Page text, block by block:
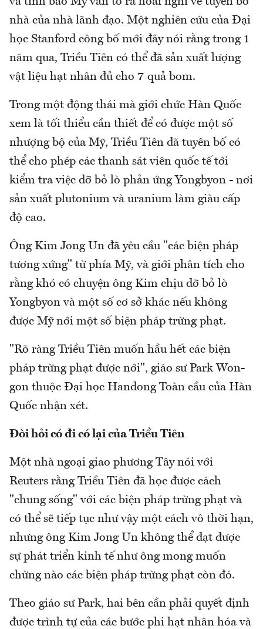
nhà của nhà lãnh đạo. Một nghiên cứu của Đại
học Stanford công bố mới đây nói rằng trong 1
năm qua, Triều Tiên có thể đã sản xuất lượng
vật liệu hạt nhân đủ cho 7 quả bom.
Trong một động thái mà giới chức Hàn Quốc
xem là tối thiểu cần thiết để có được một số
nhượng bộ của Mỹ, Triều Tiên đã tuyên bố có
thể cho phép các thanh sát viên quốc tế tới
kiểm tra việc dỡ bỏ lò phản ứng Yongbyon - nơi
sản xuất plutonium và uranium làm giàu cấp
độ cao.
Ông Kim Jong Un đã yêu cầu "các biện pháp
tương xứng" từ phía Mỹ, và giới phân tích cho
rằng khó có chuyện ông Kim chịu dỡ bỏ lò
Yongbyon và một số cơ sở khác nếu không
được Mỹ nới một số biện pháp trừng phạt.
"Rõ ràng Triều Tiên muốn hầu hết các biện
pháp trừng phạt được nới", giáo sư Park Won-
gon thuộc Đại học Handong Toàn cầu của Hàn
Quốc nhận xét.
Đòi hỏi có đi có lại của Triều Tiên
Một nhà ngoại giao phương Tây nói với
Reuters rằng Triều Tiên đã học được cách
"chung sống" với các biện pháp trừng phạt và
có thể sẽ tiếp tục như vậy một cách vô thời hạn,
nhưng ông Kim Jong Un không thể đạt được
sự phát triển kinh tế như ông mong muốn
chừng nào các biện pháp trừng phạt còn đó.
Theo giáo sư Park, hai bên cần phải quyết định
được trình tự của các bước phi hạt nhân hóa và